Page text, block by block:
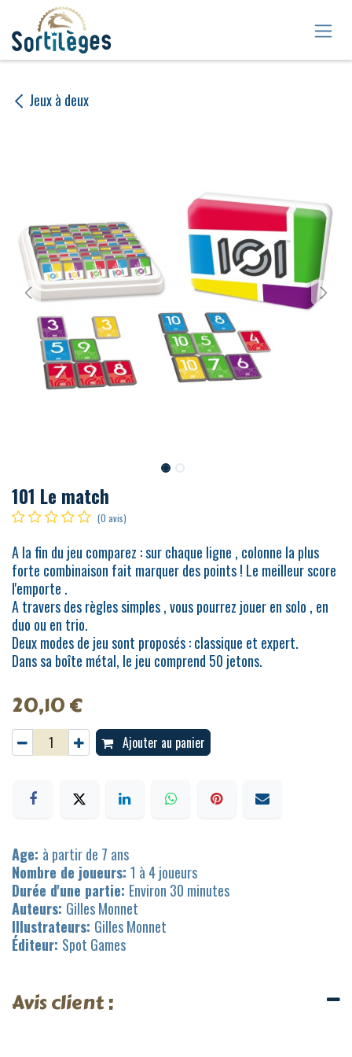
Se rendre au contenu
Jeux à deux
101 Le match
(0 avis)
A la fin du jeu comparez : sur chaque ligne , colonne la plus
forte combinaison fait marquer des points ! Le meilleur score
l'emporte .
A travers des règles simples , vous pourrez jouer en solo , en
duo ou en trio.
Deux modes de jeu sont proposés : classique et expert.
Dans sa boîte métal, le jeu comprend 50 jetons.
20,10€
Ajouter au panier
Age: à partir de 7 ans
Nombre de joueurs: 1 à 4 joueurs
Durée d'une partie: Environ 30 minutes
Auteurs: Gilles Monnet
Illustrateurs: Gilles Monnet
Éditeur: Spot Games
Avis client :